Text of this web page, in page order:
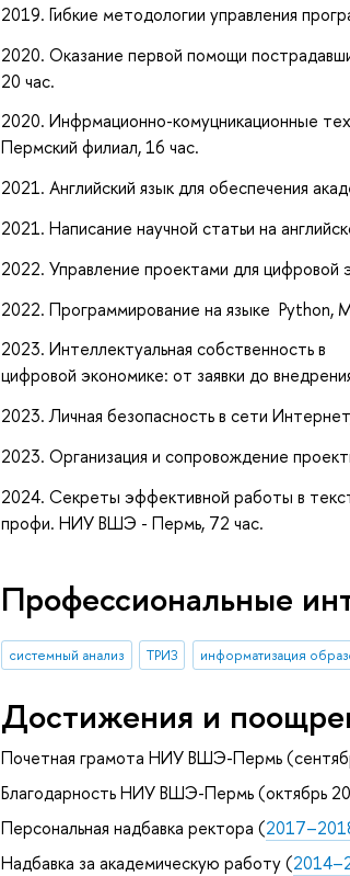
2019. Гибкие методологии управления
2020. Оказание первой помощи
20 час.
2020. Инфрмационно-комуцникационные
Пермскийфилиал, 16 час.
2021. Английский язык для обеспечения
2021. Написание научной статьи на
2022. Управление проектами для цифровой
2022. Программирование на языке Python,
2023. Интеллектуальная собственность в
цифровой экономике: от заявки до
2023. Личная безопасность в сети
2023. Организация и сопровождение
2024. Секреты эффективной работы в
профи. НИУ ВШЭ - Пермь, 72 час.
Профессиональные
системный анализ ТРИЗ информатизация
Достижения и
Почетная грамота НИУ ВШЭ-Пермь
Благодарность НИУ ВШЭ-Пермь (октябрь
Персональная надбавка ректора (
Надбавка за академическую работу (